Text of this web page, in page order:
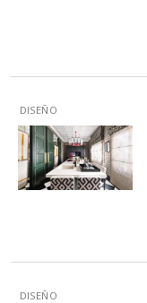
DISEÑO
DISEÑO